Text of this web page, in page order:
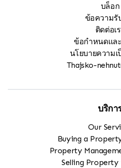
บล็อก
ข้อความรั
ติดต่อเ
ข้อกำหนดแล
นโยบายความ
Thajsko-
บริกา
Our
Buying a
Property
Selling Property